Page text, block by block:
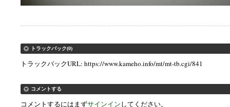
トラックバック(0)
トラックバックURL: https://www.kameho.info/mt/mt-tb.cgi/841
コメントする
コメントするにはまずサインインしてください。